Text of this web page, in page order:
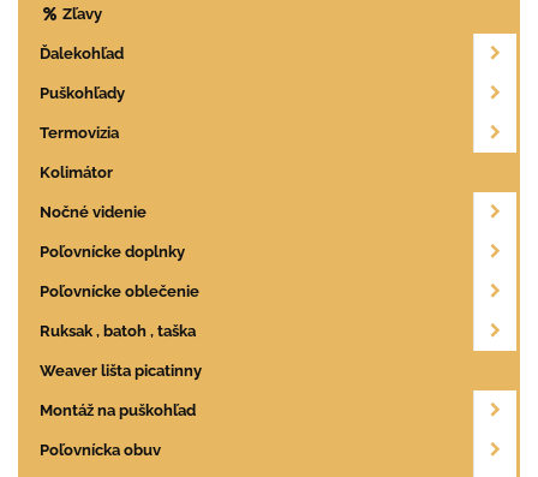
Zľavy
Ďalekohľad
Puškohľady
Termovizia
Kolimátor
Nočné videnie
Poľovnícke doplnky
Poľovnícke oblečenie
Ruksak , batoh , taška
Weaver lišta picatinny
Montáž na puškohľad
Poľovnícka obuv